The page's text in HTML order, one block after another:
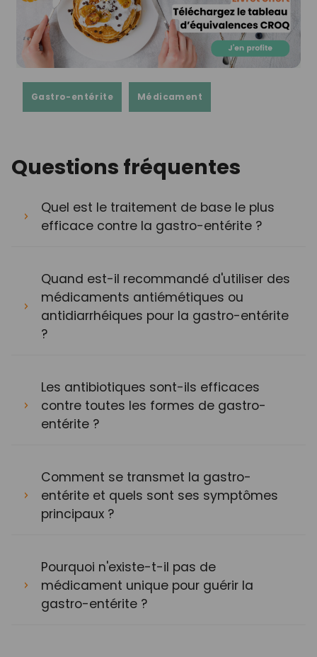
Gastro-entérite Médicament
Questions fréquentes
Quel est le traitement de base le plus
efficace contre la gastro-entérite ?
Quand est-il recommandé d'utiliser des
médicaments antiémétiques ou
antidiarrhéiques pour la gastro-entérite
?
Les antibiotiques sont-ils efficaces
contre toutes les formes de gastro-
entérite ?
Comment se transmet la gastro-
entérite et quels sont ses symptômes
principaux ?
Pourquoi n'existe-t-il pas de
médicament unique pour guérir la
gastro-entérite ?